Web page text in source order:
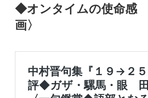
◆オンタイムの使命感
画〉